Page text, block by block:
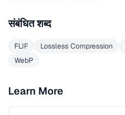
संबंधित शब्द
FLIF Lossless Compression
WebP
Learn More